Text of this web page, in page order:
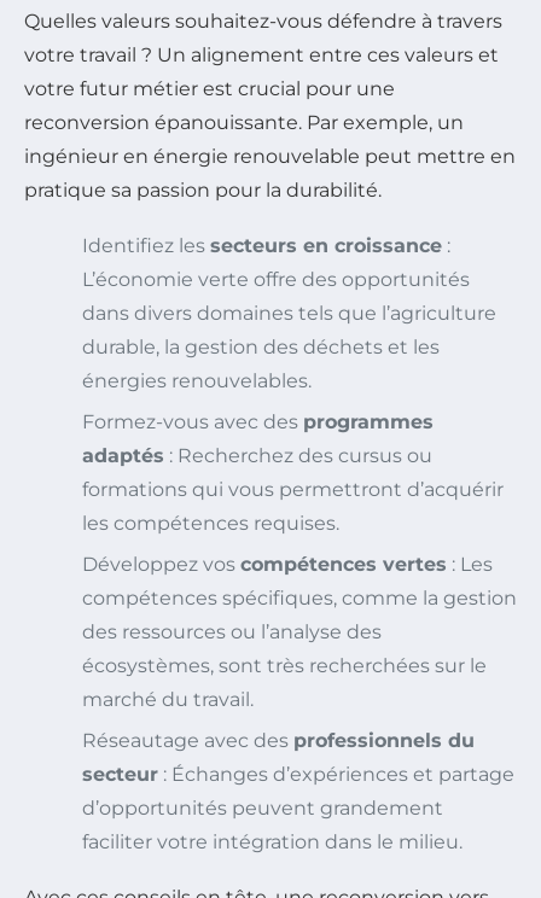
Quelles valeurs souhaitez-vous défendre à travers
votre travail ? Un alignement entre ces valeurs et
votre futur métier est crucial pour une
reconversion épanouissante. Par exemple, un
ingénieur en énergie renouvelable peut mettre en
pratique sa passion pour la durabilité.
Identifiez les secteurs en croissance :
L’économie verte offre des opportunités
dans divers domaines tels que l’agriculture
durable, la gestion des déchets et les
énergies renouvelables.
Formez-vous avec des programmes
adaptés : Recherchez des cursus ou
formations qui vous permettront d’acquérir
les compétences requises.
Développez vos compétences vertes : Les
compétences spécifiques, comme la gestion
des ressources ou l’analyse des
écosystèmes, sont très recherchées sur le
marché du travail.
Réseautage avec des professionnels du
secteur : Échanges d’expériences et partage
d’opportunités peuvent grandement
faciliter votre intégration dans le milieu.